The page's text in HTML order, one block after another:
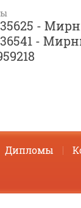
-
-
Дипломы